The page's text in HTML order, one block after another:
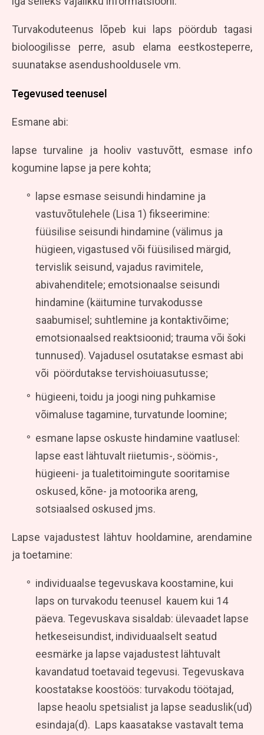
Turvakoduteenus lõpeb kui laps pöördub tagasi
bioloogilisse perre, asub elama eestkosteperre,
suunatakse asendushooldusele vm.
Tegevused teenusel
Esmane abi:
lapse turvaline ja hooliv vastuvõtt, esmase info
kogumine lapse ja pere kohta;
lapse esmase seisundi hindamine ja
vastuvõtulehele (Lisa 1) fikseerimine:
füüsilise seisundi hindamine (välimus ja
hügieen, vigastused või füüsilised märgid,
tervislik seisund, vajadus ravimitele,
abivahenditele; emotsionaalse seisundi
hindamine (käitumine turvakodusse
saabumisel; suhtlemine ja kontaktivõime;
emotsionaalsed reaktsioonid; trauma või šoki
tunnused). Vajadusel osutatakse esmast abi
või pöördutakse tervishoiuasutusse;
hügieeni, toidu ja joogi ning puhkamise
võimaluse tagamine, turvatunde loomine;
esmane lapse oskuste hindamine vaatlusel:
lapse east lähtuvalt riietumis-, söömis-,
hügieeni- ja tualetitoimingute sooritamise
oskused, kõne- ja motoorika areng,
sotsiaalsed oskused jms.
Lapse vajadustest lähtuv hooldamine, arendamine
ja toetamine:
individuaalse tegevuskava koostamine, kui
laps on turvakodu teenusel kauem kui 14
päeva. Tegevuskava sisaldab: ülevaadet lapse
hetkeseisundist, individuaalselt seatud
eesmärke ja lapse vajadustest lähtuvalt
kavandatud toetavaid tegevusi. Tegevuskava
koostatakse koostöös: turvakodu töötajad,
lapse heaolu spetsialist ja lapse seaduslik(ud)
esindaja(d). Laps kaasatakse vastavalt tema